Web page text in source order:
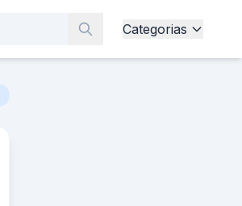
Categorias